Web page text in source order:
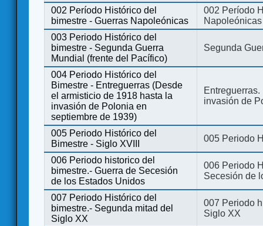
002 Período Histórico del
bimestre - Guerras Napoleónicas
002 Período
Napoleónicas
003 Periodo Histórico del
bimestre - Segunda Guerra
Mundial (frente del Pacífico)
Segunda
004 Periodo Histórico del
Bimestre - Entreguerras (Desde
el armisticio de 1918 hasta la
invasión de Polonia en
septiembre de 1939)
invasión de
005 Periodo Histórico del
Bimestre - Siglo XVIII
005 Periodo
006 Periodo historico del
bimestre.- Guerra de Secesión
de los Estados Unidos
006 Periodo
Secesión de
007 Periodo Histórico del
bimestre.- Segunda mitad del
Siglo XX
007 Periodo
Siglo XX